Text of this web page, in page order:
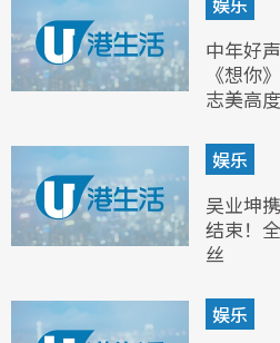
中年好
《想你
志美高
娱乐
吴业坤
结束！
丝
娱乐